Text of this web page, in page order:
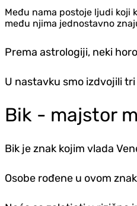
Među nama postoje ljudi koji
među njima jednostavno
Prema astrologiji, neki
U nastavku smo izdvojili
Bik - majstor
Bik je znak kojim vlada
Osobe rođene u ovom